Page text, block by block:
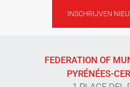
INSCHRIJVEN
FEDERATION OF
PYRÉNÉES-